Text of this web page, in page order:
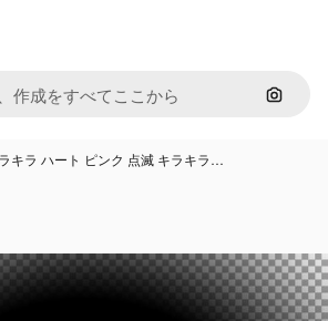
画像で
キラ ハート ピンク 点滅 キラキラ…